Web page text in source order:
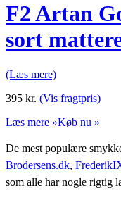
F2 Artan
sort
(Læs mere)
395 kr. (Vis fragtpris)
Læs mere »Køb nu »
De mest populære
Brodersens.dk,
som alle har nogle rigtig